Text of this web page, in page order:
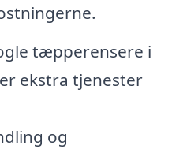
tæpperensere i
ekstra tjenester
og